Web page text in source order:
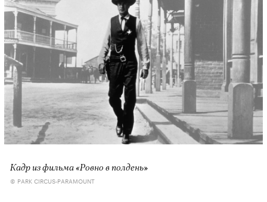
Кадр из фильма «Ровно в полдень»
© PARK CIRCUS-PARAMOUNT